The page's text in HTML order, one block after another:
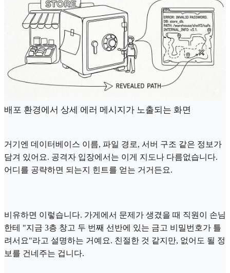
배포 환경에서 상세 에러 메시지가 노출되는 화면
거기엔 데이터베이스 이름, 파일 경로, 서버 구조 같은 정보가
담겨 있어요. 공격자 입장에서는 이게 지도나 다름없습니다.
어디를 공략하면 되는지 힌트를 얻는 거거든요.
비유하면 이렇습니다. 가게에서 문제가 생겼을 때 직원이 손님
한테 "지금 3층 창고 두 번째 선반에 있는 금고 비밀번호가 틀
려서요"라고 설명하는 거예요. 친절한 것 같지만, 없어도 될 정
보를 건네주는 겁니다.